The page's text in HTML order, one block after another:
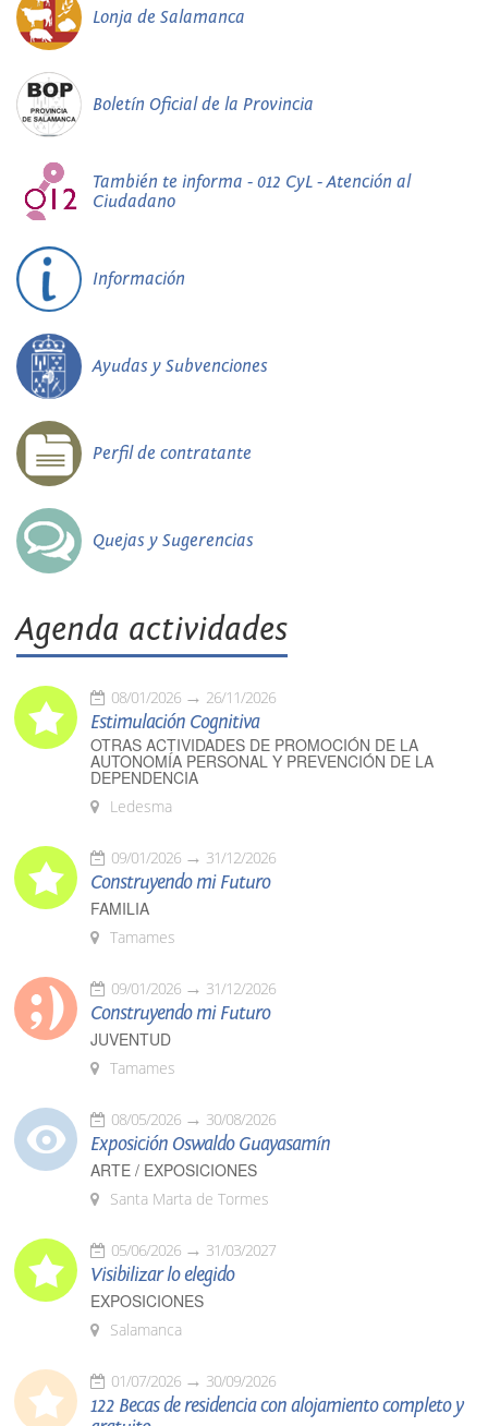
Lonja de Salamanca
Boletín Oficial de la Provincia
También te informa - 012 CyL - Atención al
Ciudadano
Información
Ayudas y Subvenciones
Perfil de contratante
Quejas y Sugerencias
Agenda actividades
08/01/2026 26/11/2026
Estimulación Cognitiva
OTRAS ACTIVIDADES DE PROMOCIÓN DE LA
AUTONOMÍA PERSONAL Y PREVENCIÓN DE LA
DEPENDENCIA
Ledesma
09/01/2026 31/12/2026
Construyendo mi Futuro
FAMILIA
Tamames
09/01/2026 31/12/2026
Construyendo mi Futuro
JUVENTUD
Tamames
08/05/2026 30/08/2026
Exposición Oswaldo Guayasamín
ARTE / EXPOSICIONES
Santa Marta de Tormes
05/06/2026 31/03/2027
Visibilizar lo elegido
EXPOSICIONES
Salamanca
01/07/2026 30/09/2026
122 Becas de residencia con alojamiento completo y